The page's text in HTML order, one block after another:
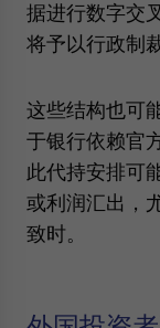
据进行数字交
将予以行政制裁
这些结构也可
于银行依赖官
此代持安排可
或利润汇出，
致时。